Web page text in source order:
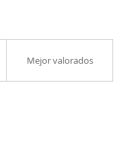
Mejor valorados